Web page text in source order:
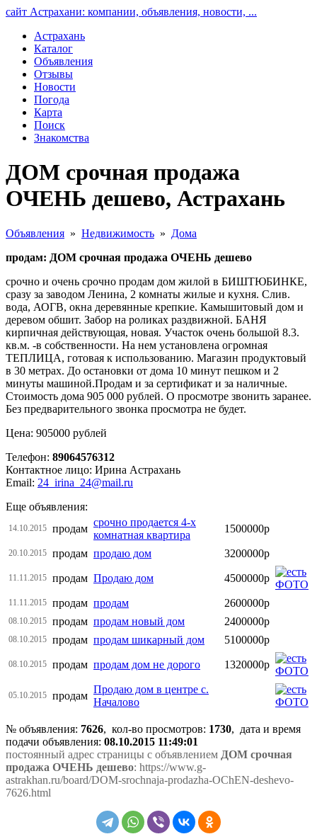
сайт Астрахани: компании, объявления, новости, ...
Астрахань
Каталог
Объявления
Отзывы
Новости
Погода
Карта
Поиск
Знакомства
ДОМ срочная продажа
ОЧЕНЬ дешево, Астрахань
Объявления » Недвижимость » Дома
продам: ДОМ срочная продажа ОЧЕНЬ дешево
срочно и очень срочно продам дом жилой в БИШТЮБИНКЕ,
сразу за заводом Ленина, 2 комнаты жилые и кухня. Слив.
вода, АОГВ, окна деревянные крепкие. Камышитовый дом и
деревом обшит. Забор на роликах раздвижной. БАНЯ
кирпичная действующая, новая. Участок очень большой 8.3.
кв.м. -в собственности. На нем установлена огромная
ТЕПЛИЦА, готовая к использованию. Магазин продуктовый
в 30 метрах. До остановки от дома 10 минут пешком и 2
минуты машиной.Продам и за сертификат и за наличные.
Стоимость дома 905 000 рублей. О просмотре звонить заранее.
Без предварительного звонка просмотра не будет.
Цена: 905000 рублей
Телефон: 89064576312
Контактное лицо: Ирина Астрахань
Email: 24_irina_24@mail.ru
Еще объявления:
14.10.2015 продам
срочно продается 4-х
комнатная квартира
1500000р
20.10.2015 продам продаю дом 3200000р
11.11.2015 продам Продаю дом 4500000р
11.11.2015 продам продам 2600000р
08.10.2015 продам продам новый дом 2400000р
08.10.2015 продам продам шикарный дом 5100000р
08.10.2015 продам продам дом не дорого 1320000р
05.10.2015 продам
Продаю дом в центре с.
Началово
№ объявления: 7626, кол-во просмотров: 1730, дата и время
подачи объявления: 08.10.2015 11:49:01
постоянный адрес страницы с объявлением ДОМ срочная
продажа ОЧЕНЬ дешево: https://www.g-
astrakhan.ru/board/DOM-srochnaja-prodazha-OChEN-deshevo-
7626.html